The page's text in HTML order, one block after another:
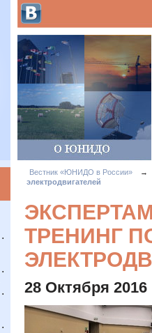
Вестник «ЮНИДО в России»
→
электродвигателей
ТРЕНИНГ
28 Октября 2016